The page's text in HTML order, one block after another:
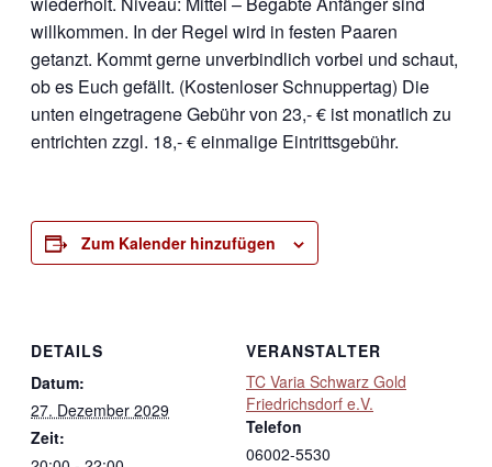
willkommen. In der Regel wird in festen Paaren
getanzt. Kommt gerne unverbindlich vorbei und schaut,
ob es Euch gefällt. (Kostenloser Schnuppertag) Die
unten eingetragene Gebühr von 23,- € ist monatlich zu
entrichten zzgl. 18,- € einmalige Eintrittsgebühr.
Zum Kalender hinzufügen
DETAILS
Datum:
27. Dezember 2029
Zeit:
VERANSTALTER
TC Varia Schwarz Gold
Friedrichsdorf e.V.
Telefon
06002-5530